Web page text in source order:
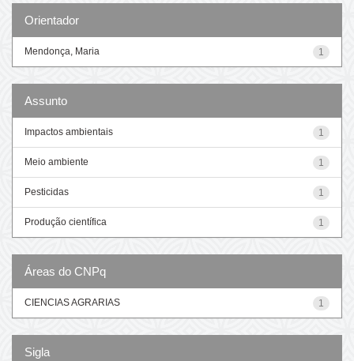
Orientador
1
Mendonça, Maria
Assunto
1
Impactos ambientais
1
Meio ambiente
1
Pesticidas
1
Produção científica
Áreas do CNPq
1
CIENCIAS AGRARIAS
Sigla